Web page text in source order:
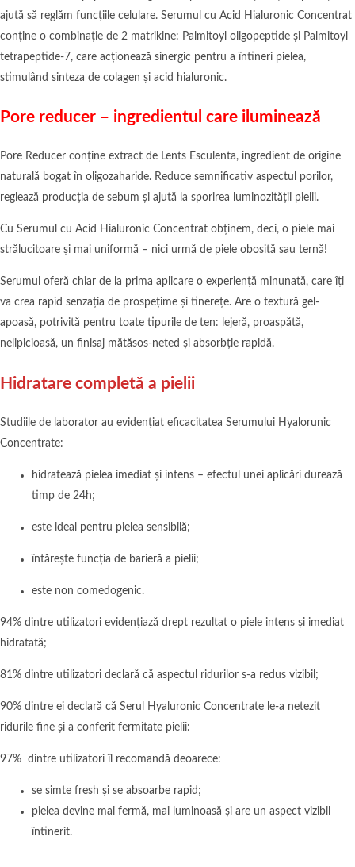
ajută să reglăm funcțiile celulare. Serumul cu Acid Hialuronic Concentrat
conține o combinație de 2 matrikine: Palmitoyl oligopeptide și Palmitoyl
tetrapeptide-7, care acționează sinergic pentru a întineri pielea,
stimulând sinteza de colagen și acid hialuronic.
Pore reducer – ingredientul care iluminează
Pore Reducer conține extract de Lents Esculenta, ingredient de origine
naturală bogat în oligozaharide. Reduce semnificativ aspectul porilor,
reglează producția de sebum și ajută la sporirea luminozității pielii.
Cu Serumul cu Acid Hialuronic Concentrat obținem, deci, o piele mai
strălucitoare și mai uniformă – nici urmă de piele obosită sau ternă!
Serumul oferă chiar de la prima aplicare o experiență minunată, care îți
va crea rapid senzația de prospețime și tinerețe. Are o textură gel-
apoasă, potrivită pentru toate tipurile de ten: lejeră, proaspătă,
nelipicioasă, un finisaj mătăsos-neted și absorbție rapidă.
Hidratare completă a pielii
Studiile de laborator au evidențiat eficacitatea Serumului Hyalorunic
Concentrate:
hidratează pielea imediat și intens – efectul unei aplicări durează
timp de 24h;
este ideal pentru pielea sensibilă;
întărește funcția de barieră a pielii;
este non comedogenic.
94% dintre utilizatori evidențiază drept rezultat o piele intens și imediat
hidratată;
81% dintre utilizatori declară că aspectul ridurilor s-a redus vizibil;
90% dintre ei declară că Serul Hyaluronic Concentrate le-a netezit
ridurile fine și a conferit fermitate pielii:
97% dintre utilizatori îl recomandă deoarece:
se simte fresh și se absoarbe rapid;
pielea devine mai fermă, mai luminoasă și are un aspect vizibil
întinerit.